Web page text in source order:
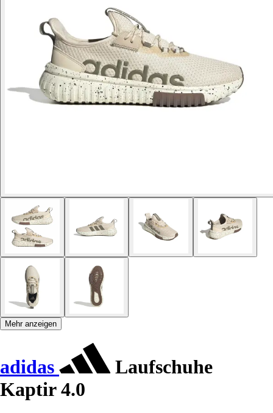
Mehr anzeigen
adidas
Laufschuhe
Kaptir 4.0